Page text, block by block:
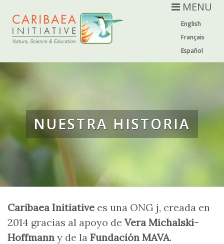
English
Français
Español
MENU
NUESTRA HISTORIA
Caribaea Initiative es una ONG j, creada en
2014 gracias al apoyo de Vera Michalski-
Hoffmann y de la Fundación MAVA.